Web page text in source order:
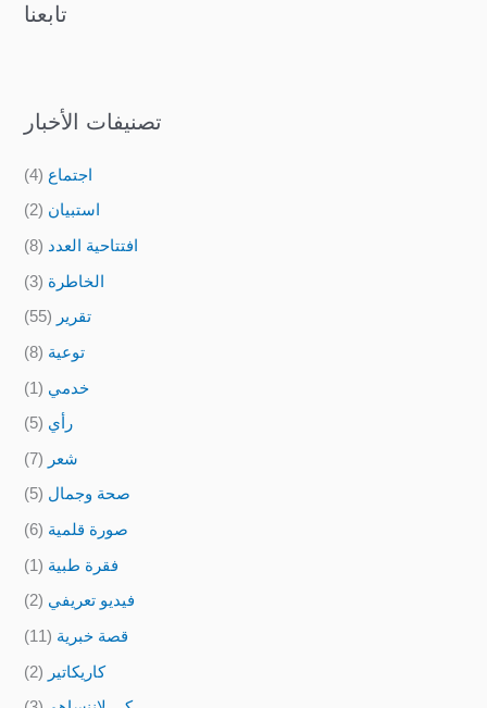
تابعنا
تصنيفات الأخبار
اجتماع (4)
استبيان (2)
افتتاحية العدد (8)
الخاطرة (3)
تقرير (55)
توعية (8)
خدمي (1)
رأي (5)
شعر (7)
صحة وجمال (5)
صورة قلمية (6)
فقرة طبية (1)
فيديو تعريفي (2)
قصة خبرية (11)
كاريكاتير (2)